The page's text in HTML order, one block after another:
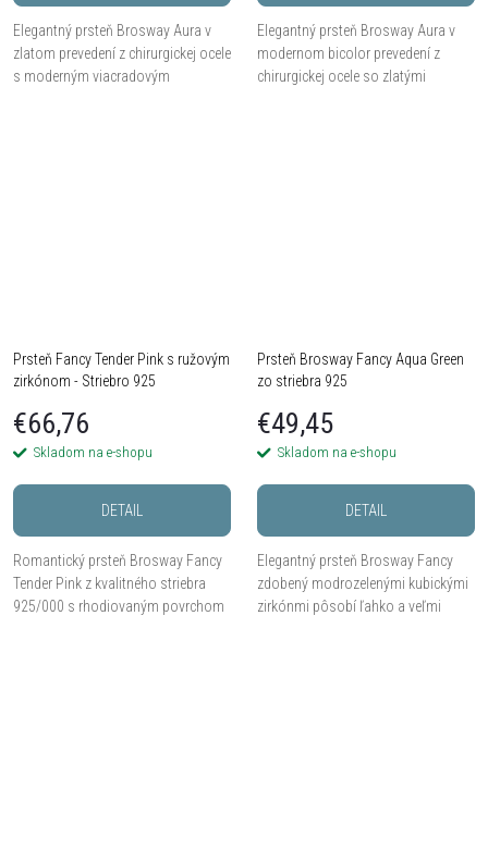
Elegantný prsteň Brosway Aura v
zlatom prevedení z chirurgickej ocele
s moderným viacradovým
Elegantný prsteň Brosway Aura v
modernom bicolor prevedení z
chirurgickej ocele so zlatými
Prsteň Fancy Tender Pink s ružovým
zirkónom - Striebro 925
€66,76
Skladom na e-shopu
DETAIL
Romantický prsteň Brosway Fancy
Tender Pink z kvalitného striebra
925/000 s rhodiovaným povrchom
Prsteň Brosway Fancy Aqua Green
zo striebra 925
€49,45
Skladom na e-shopu
DETAIL
Elegantný prsteň Brosway Fancy
zdobený modrozelenými kubickými
zirkónmi pôsobí ľahko a veľmi